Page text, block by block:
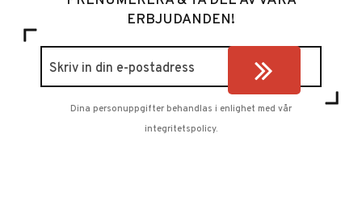
ERBJUDANDEN!
Dina personuppgifter behandlas i enlighet med vår
integritetspolicy.